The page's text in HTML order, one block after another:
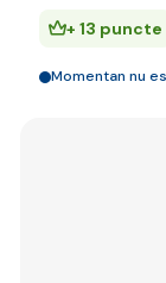
+ 13 puncte
Momentan nu